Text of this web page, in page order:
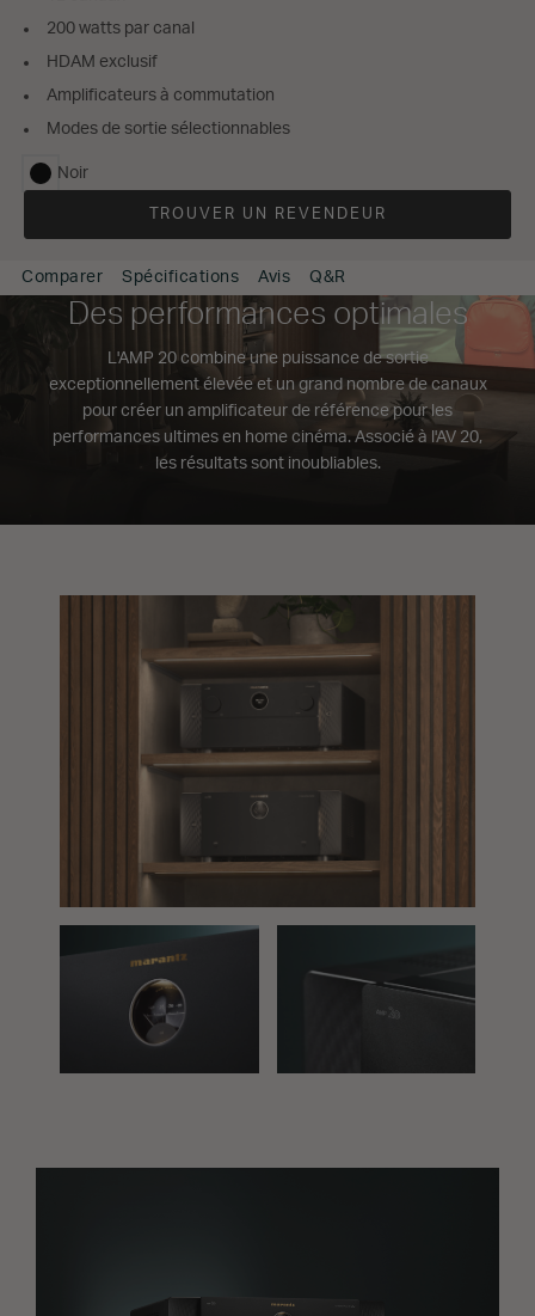
200 watts par canal
HDAM exclusif
Amplificateurs à commutation
Modes de sortie sélectionnables
sélectionné
Noir
TROUVER UN REVENDEUR
Comparer Spécifications Avis Q&R
Des performances optimales
L'AMP 20 combine une puissance de sortie
exceptionnellement élevée et un grand nombre de canaux
pour créer un amplificateur de référence pour les
performances ultimes en home cinéma. Associé à l'AV 20,
les résultats sont inoubliables.